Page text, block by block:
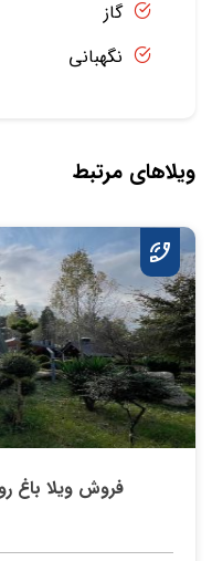
گاز
نگهبانی
ویلاهای مرتبط
فروش ویلا باغ